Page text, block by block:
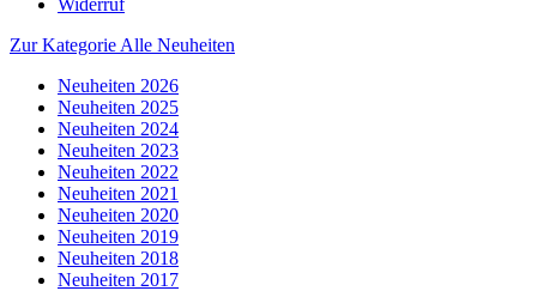
Widerruf
Zur Kategorie Alle Neuheiten
Neuheiten 2026
Neuheiten 2025
Neuheiten 2024
Neuheiten 2023
Neuheiten 2022
Neuheiten 2021
Neuheiten 2020
Neuheiten 2019
Neuheiten 2018
Neuheiten 2017